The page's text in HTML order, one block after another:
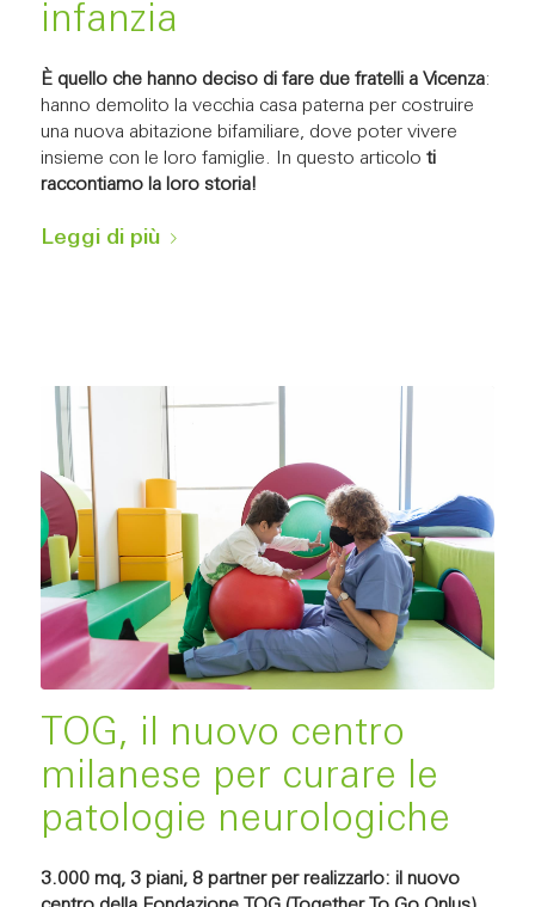
infanzia
È quello che hanno deciso di fare due fratelli a Vicenza:
hanno demolito la vecchia casa paterna per costruire
una nuova abitazione bifamiliare, dove poter vivere
insieme con le loro famiglie. In questo articolo ti
raccontiamo la loro storia!
Leggi di più
TOG, il nuovo centro
milanese per curare le
patologie neurologiche
3.000 mq, 3 piani, 8 partner per realizzarlo: il nuovo